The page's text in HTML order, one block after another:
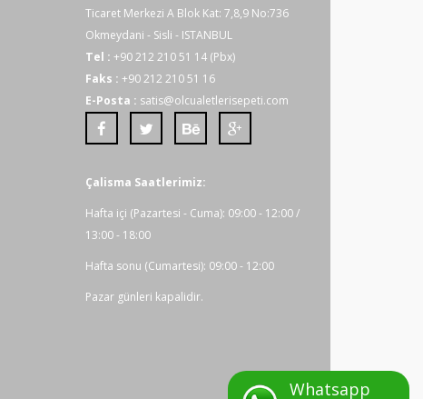
Ticaret Merkezi A Blok Kat: 7,8,9 No:736
Okmeydani - Sisli - ISTANBUL
Tel : +90 212 210 51 14 (Pbx)
Faks : +90 212 210 51 16
E-Posta : satis@olcualetlerisepeti.com
Çalisma Saatlerimiz:
Hafta içi (Pazartesi - Cuma): 09:00 - 12:00 /
13:00 - 18:00
Hafta sonu (Cumartesi): 09:00 - 12:00
Pazar günleri kapalidir.
Whatsapp